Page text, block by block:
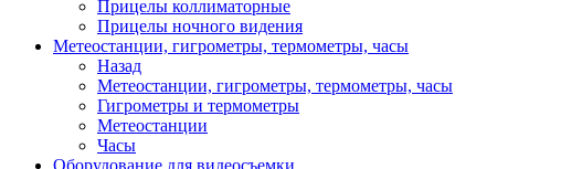
Прицелы коллиматорные
Прицелы ночного видения
Метеостанции, гигрометры, термометры, часы
Назад
Метеостанции, гигрометры, термометры, часы
Гигрометры и термометры
Метеостанции
Часы
Оборудование для видеосъемки